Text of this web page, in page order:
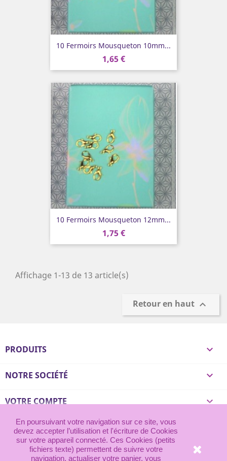
10 Fermoirs Mousqueton 10mm...
1,65 €
10 Fermoirs Mousqueton 12mm...
1,75 €
Affichage 1-13 de 13 article(s)
Retour en haut 
PRODUITS 
NOTRE SOCIÉTÉ 
VOTRE COMPTE 
En poursuivant votre navigation sur ce site, vous
devez accepter l’utilisation et l'écriture de Cookies
sur votre appareil connecté. Ces Cookies (petits
fichiers texte) permettent de suivre votre
navigation, actualiser votre panier, vous
© 2026 - Frenchy Mercerie